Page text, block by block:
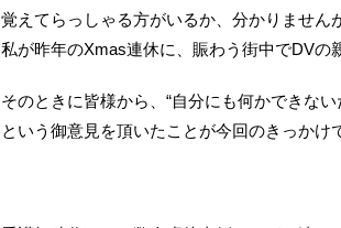
覚えてらっしゃる方がいるか、分かりません
私が昨年のXmas連休に、賑わう街中でDVの
そのときに皆様から、“自分にも何かできない
という御意見を頂いたことが今回のきっかけ